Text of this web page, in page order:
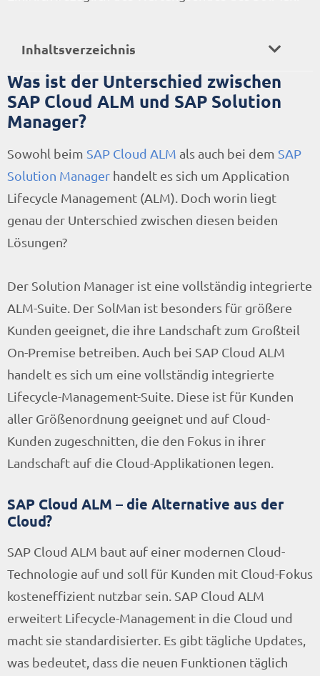
Inhaltsverzeichnis
Was ist der Unterschied zwischen
SAP Cloud ALM und SAP Solution
Manager?
Sowohl beim SAP Cloud ALM als auch bei dem SAP
Solution Manager handelt es sich um Application
Lifecycle Management (ALM). Doch worin liegt
genau der Unterschied zwischen diesen beiden
Lösungen?
Der Solution Manager ist eine vollständig integrierte
ALM-Suite. Der SolMan ist besonders für größere
Kunden geeignet, die ihre Landschaft zum Großteil
On-Premise betreiben. Auch bei SAP Cloud ALM
handelt es sich um eine vollständig integrierte
Lifecycle-Management-Suite. Diese ist für Kunden
aller Größenordnung geeignet und auf Cloud-
Kunden zugeschnitten, die den Fokus in ihrer
Landschaft auf die Cloud-Applikationen legen.
SAP Cloud ALM – die Alternative aus der
Cloud?
SAP Cloud ALM baut auf einer modernen Cloud-
Technologie auf und soll für Kunden mit Cloud-Fokus
kosteneffizient nutzbar sein. SAP Cloud ALM
erweitert Lifecycle-Management in die Cloud und
macht sie standardisierter. Es gibt tägliche Updates,
was bedeutet, dass die neuen Funktionen täglich